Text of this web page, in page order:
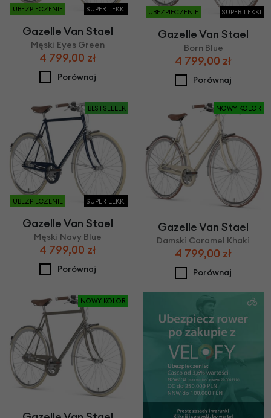
UBEZPIECZENIE SUPER LEKKI
Gazelle Van Stael
Męski Eyes Green
4 799,00 zł
Porównaj
UBEZPIECZENIE SUPER LEKKI
Gazelle Van Stael
Born Blue
4 799,00 zł
Porównaj
BESTSELLER
UBEZPIECZENIE SUPER LEKKI
Gazelle Van Stael
Męski Navy Blue
4 799,00 zł
Porównaj
NOWY KOLOR
Gazelle Van Stael
Damski Caramel Khaki
4 799,00 zł
Porównaj
NOWY KOLOR